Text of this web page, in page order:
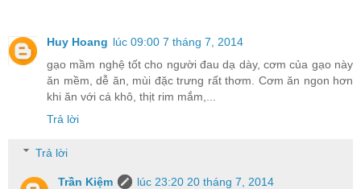
Huy Hoang lúc 09:00 7 tháng 7, 2014
gạo mầm nghệ tốt cho người đau dạ dày, cơm của gạo này
ăn mềm, dễ ăn, mùi đặc trưng rất thơm. Cơm ăn ngon hơn
khi ăn với cá khô, thịt rim mắm,...
Trả lời
Trả lời
Trần Kiệm
lúc 23:20 20 tháng 7, 2014